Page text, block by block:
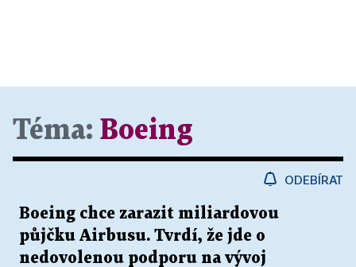
Téma: Boeing
ODEBÍRAT
Boeing chce zarazit miliardovou
půjčku Airbusu. Tvrdí, že jde o
nedovolenou podporu na vývoj